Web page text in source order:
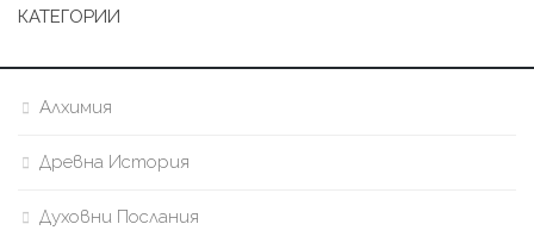
КАТЕГОРИИ
Алхимия
Древна История
Духовни Послания